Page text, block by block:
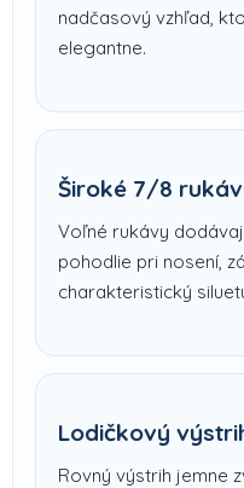
nadčasový vzhľad,
elegantne.
Široké 7/8
Voľné rukávy
pohodlie pri nosení,
charakteristický
Lodičkový
Rovný výstrih jemne